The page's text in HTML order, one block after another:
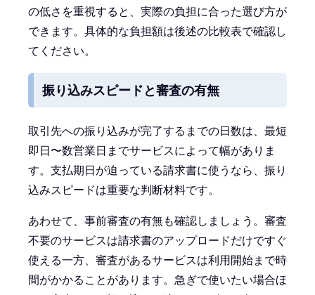
の低さを重視すると、実際の負担に合った選び方が
できます。具体的な負担額は後述の比較表で確認し
てください。
振り込みスピードと審査の有無
取引先への振り込みが完了するまでの日数は、最短
即日〜数営業日までサービスによって幅がありま
す。支払期日が迫っている請求書に使うなら、振り
込みスピードは重要な判断材料です。
あわせて、事前審査の有無も確認しましょう。審査
不要のサービスは請求書のアップロードだけですぐ
使える一方、審査があるサービスは利用開始まで時
間がかかることがあります。急ぎで使いたい場合ほ